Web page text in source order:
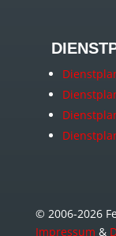
© 2006-2026
Impressum &